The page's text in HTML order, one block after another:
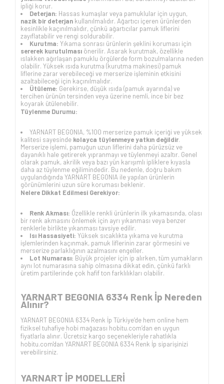
ipliği korur.
Deterjan: Hassas kumaşlar veya pamuklular için uygun,
nazik bir deterjan kullanılmalıdır. Ağartıcı içeren ürünlerden
kesinlikle kaçınılmalıdır, çünkü ağartıcılar pamuk liflerini
zayıflatabilir ve rengi soldurabilir.
Kurutma: Yıkama sonrası ürünlerin şeklini koruması için
sererek kurutulması önerilir. Asarak kurutmak, özellikle
ıslakken ağırlaşan pamuklu örgülerde form bozulmalarına neden
olabilir. Yüksek ısıda kurutma (kurutma makinesi) pamuk
liflerine zarar verebileceği ve merserize işleminin etkisini
azaltabileceği için kaçınılmalıdır.
Ütüleme: Gerekirse, düşük ısıda (pamuk ayarında) ve
tercihen ürünün tersinden veya üzerine nemli, ince bir bez
koyarak ütülenebilir.
Tüylenme Durumu:
YARNART BEGONIA, %100 merserize pamuk içeriği ve yüksek
kalitesi sayesinde kolayca tüylenmeye yatkın değildir.
Merserize işlemi, pamuğun uzun liflerini daha pürüzsüz ve
dayanıklı hale getirerek yıpranmayı ve tüylenmeyi azaltır. Genel
olarak pamuk, akrilik veya bazı yün karışımlı ipliklere kıyasla
daha az tüylenme eğilimindedir. Bu nedenle, doğru bakım
uygulandığında YARNART BEGONIA ile yapılan ürünlerin
görünümlerini uzun süre koruması beklenir.
Nelere Dikkat Edilmesi Gerekiyor:
Renk Akması: Özellikle renkli ürünlerin ilk yıkamasında, olası
bir renk akmasını önlemek için ayrı yıkanması veya benzer
renklerle birlikte yıkanması tavsiye edilir.
Isı Hassasiyeti: Yüksek sıcaklıkta yıkama ve kurutma
işlemlerinden kaçınmak, pamuk liflerinin zarar görmesini ve
merserize parlaklığının azalmasını engeller.
Lot Numarası: Büyük projeler için ip alırken, tüm yumakların
aynı lot numarasına sahip olmasına dikkat edin, çünkü farklı
üretim partilerinde çok hafif ton farklılıkları olabilir.
YARNART BEGONIA 6334 Renk İp Nereden
Alınır?
YARNART BEGONIA 6334 Renk İp Türkiye’de hem online hem
fiziksel tuhafiye hobi mağazası hobitu.com’dan en uygun
fiyatlarla alınır. Ücretsiz kargo seçenekleriyle rahatlıkla
hobitu.com'dan YARNART BEGONIA 6334 Renk İp siparişinizi
verebilirsiniz.
YARNART İP MODELLERİ